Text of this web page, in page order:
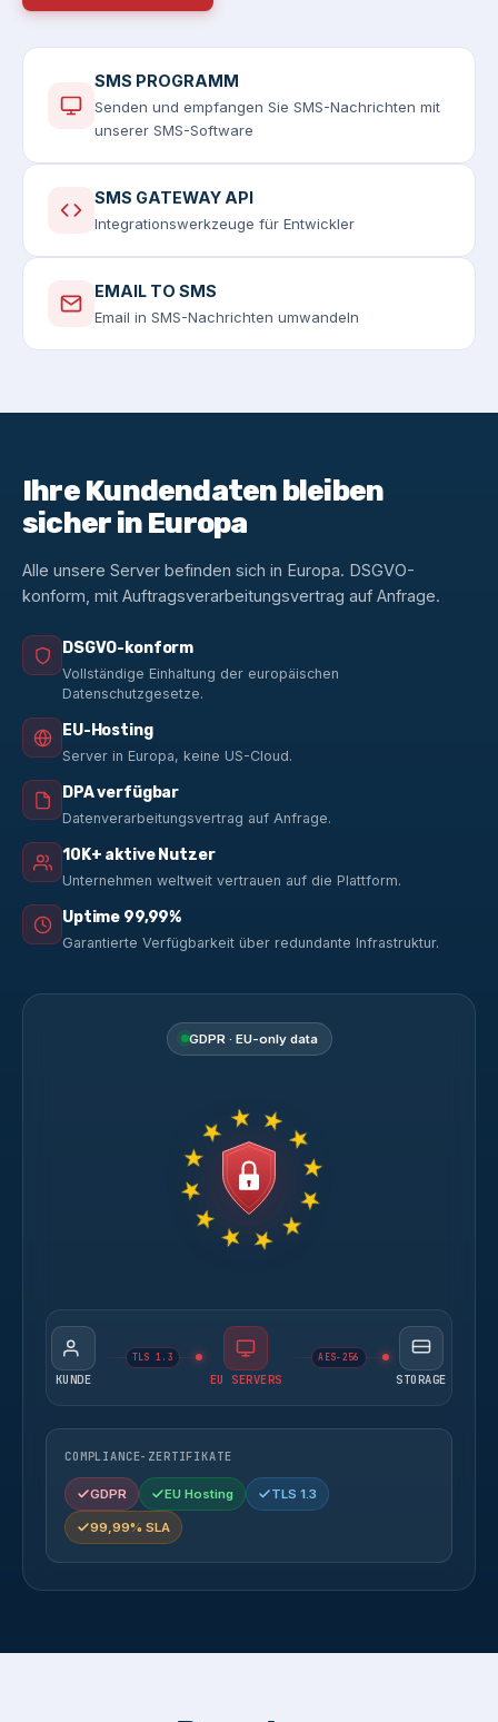
SMS PROGRAMM
Senden und empfangen Sie SMS-Nachrichten mit
unserer SMS-Software
SMS GATEWAY API
Integrationswerkzeuge für Entwickler
EMAIL TO SMS
Email in SMS-Nachrichten umwandeln
Ihre Kundendaten bleiben
sicher in Europa
Alle unsere Server befinden sich in Europa. DSGVO-
konform, mit Auftragsverarbeitungsvertrag auf Anfrage.
DSGVO-konform
Vollständige Einhaltung der europäischen
Datenschutzgesetze.
EU-Hosting
Server in Europa, keine US-Cloud.
DPA verfügbar
Datenverarbeitungsvertrag auf Anfrage.
10K+ aktive Nutzer
Unternehmen weltweit vertrauen auf die Plattform.
Uptime 99,99%
Garantierte Verfügbarkeit über redundante Infrastruktur.
GDPR · EU-only data
KUNDE
TLS 1.3
EU SERVERS
AES-256
STORAGE
COMPLIANCE-ZERTIFIKATE
GDPR EU Hosting TLS 1.3
99,99% SLA